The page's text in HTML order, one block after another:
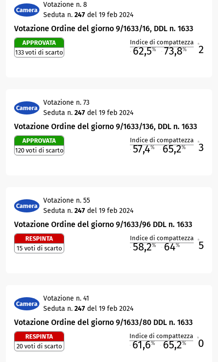
Camera
Votazione n. 8
Seduta n. 247 del 19 feb 2024
Votazione Ordine del giorno 9/1633/16, DDL n. 1633
APPROVATA
133 voti di scarto
Indice di compattezza
62,5% 73,8% 2
Camera
Votazione n. 73
Seduta n. 247 del 19 feb 2024
Votazione Ordine del giorno 9/1633/136, DDL n. 1633
APPROVATA
120 voti di scarto
Indice di compattezza
57,4% 65,2% 3
Camera
Votazione n. 55
Seduta n. 247 del 19 feb 2024
Votazione Ordine del giorno 9/1633/96 DDL n. 1633
RESPINTA
15 voti di scarto
Indice di compattezza
58,2% 64% 5
Camera
Votazione n. 41
Seduta n. 247 del 19 feb 2024
Votazione Ordine del giorno 9/1633/80 DDL n. 1633
RESPINTA
20 voti di scarto
Indice di compattezza
61,6% 65,2% 0